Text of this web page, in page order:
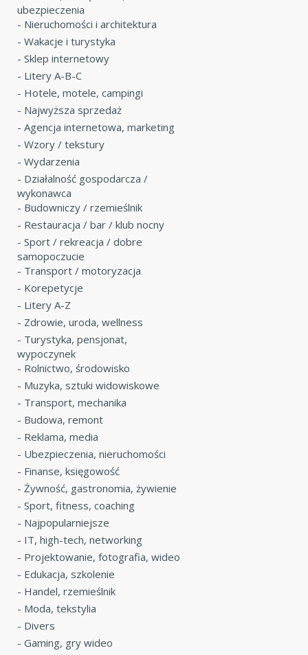
ubezpieczenia
- Nieruchomości i architektura
- Wakacje i turystyka
- Sklep internetowy
- Litery A-B-C
- Hotele, motele, campingi
- Najwyższa sprzedaż
- Agencja internetowa, marketing
- Wzory / tekstury
- Wydarzenia
- Działalność gospodarcza /
wykonawca
- Budowniczy / rzemieślnik
- Restauracja / bar / klub nocny
- Sport / rekreacja / dobre
samopoczucie
- Transport / motoryzacja
- Korepetycje
- Litery A-Z
- Zdrowie, uroda, wellness
- Turystyka, pensjonat,
wypoczynek
- Rolnictwo, środowisko
- Muzyka, sztuki widowiskowe
- Transport, mechanika
- Budowa, remont
- Reklama, media
- Ubezpieczenia, nieruchomości
- Finanse, księgowość
- Żywność, gastronomia, żywienie
- Sport, fitness, coaching
- Najpopularniejsze
- IT, high-tech, networking
- Projektowanie, fotografia, wideo
- Edukacja, szkolenie
- Handel, rzemieślnik
- Moda, tekstylia
- Divers
- Gaming, gry wideo